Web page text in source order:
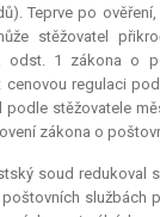
Teprve po
stěžovatel
1 zákona o
cenovou regulaci
stěžovatele
zákona o
soud redukoval
službách